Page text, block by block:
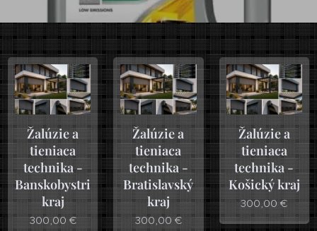
Žalúzie a
tieniaca
technika -
Banskobystrický
kraj
300,00 €
Žalúzie a
tieniaca
technika -
Bratislavský
kraj
300,00€
Žalúzie a
tieniaca
technika -
Košický kraj
300,00€